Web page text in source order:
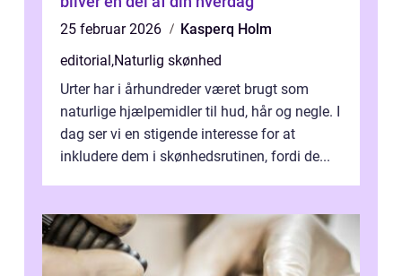
25 februar 2026
Kasperq Holm
editorial,Naturlig skønhed
Urter har i århundreder været brugt som
naturlige hjælpemidler til hud, hår og negle. I
dag ser vi en stigende interesse for at
inkludere dem i skønhedsrutinen, fordi de...